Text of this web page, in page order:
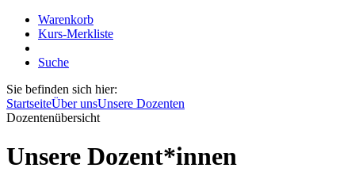
Warenkorb
Kurs-Merkliste
Suche
Sie befinden sich hier:
StartseiteÜber unsUnsere Dozenten
Dozentenübersicht
Unsere Dozent*innen